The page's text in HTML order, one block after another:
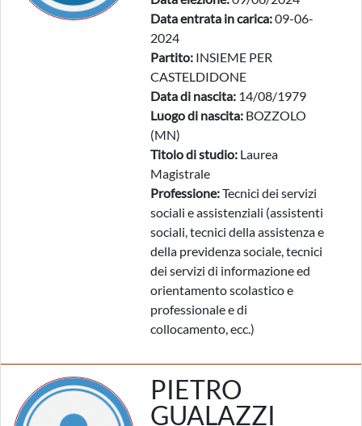
Data entrata in carica:09-06-
2024
Partito: INSIEME PER
CASTELDIDONE
Data di nascita: 14/08/1979
Luogo di nascita: BOZZOLO
(MN)
Titolo di studio: Laurea
Magistrale
Professione:Tecnici dei servizi
sociali e assistenziali (assistenti
sociali, tecnici della assistenza e
della previdenza sociale, tecnici
dei servizi di informazione ed
orientamento scolastico e
professionale e di
collocamento, ecc.)
PIETRO
GUALAZZI